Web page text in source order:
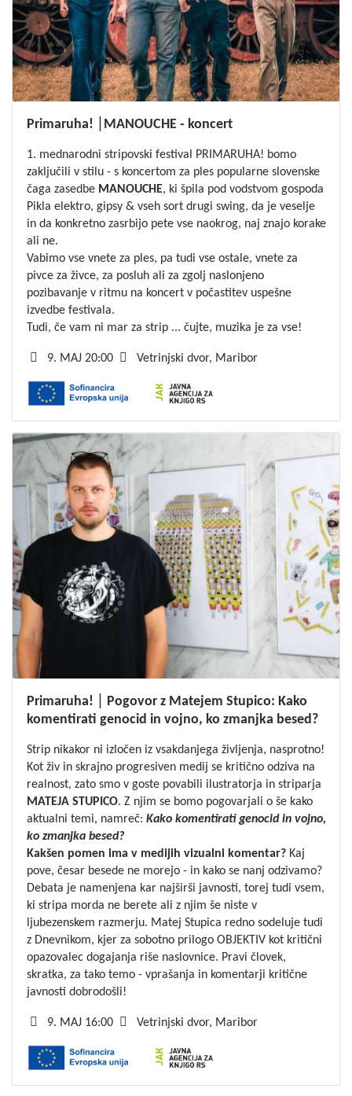
Primaruha! │MANOUCHE - koncert
1. mednarodni stripovski festival PRIMARUHA! bomo
zaključili v stilu - s koncertom za ples popularne slovenske
čaga zasedbe MANOUCHE, ki špila pod vodstvom gospoda
Pikla elektro, gipsy & vseh sort drugi swing, da je veselje
in da konkretno zasrbijo pete vse naokrog, naj znajo korake
ali ne.
Vabimo vse vnete za ples, pa tudi vse ostale, vnete za
pivce za živce, za posluh ali za zgolj naslonjeno
pozibavanje v ritmu na koncert v počastitev uspešne
izvedbe festivala.
Tudi, če vam ni mar za strip ... čujte, muzika je za vse!
9. MAJ 20:00 Vetrinjski dvor, Maribor
Primaruha! │ Pogovor z Matejem Stupico: Kako
komentirati genocid in vojno, ko zmanjka besed?
Strip nikakor ni izločen iz vsakdanjega življenja, nasprotno!
Kot živ in skrajno progresiven medij se kritično odziva na
realnost, zato smo v goste povabili ilustratorja in striparja
MATEJA STUPICO. Z njim se bomo pogovarjali o še kako
aktualni temi, namreč: Kako komentirati genocid in vojno,
ko zmanjka besed?
Kakšen pomen ima v medijih vizualni komentar?Kaj
pove, česar besede ne morejo - in kako se nanj odzivamo?
Debata je namenjena kar najširši javnosti, torej tudi vsem,
ki stripa morda ne berete ali z njim še niste v
ljubezenskem razmerju. Matej Stupica redno sodeluje tudi
z Dnevnikom, kjer za sobotno prilogo OBJEKTIV kot kritični
opazovalec dogajanja riše naslovnice. Pravi človek,
skratka, za tako temo - vprašanja in komentarji kritične
javnosti dobrodošli!
9. MAJ 16:00 Vetrinjski dvor, Maribor